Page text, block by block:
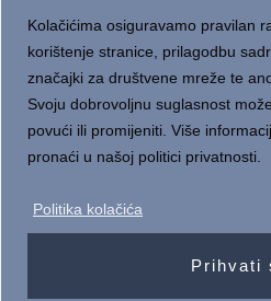
Kolačićima osiguravamo pravilan
korištenje stranice, prilagodbu
značajki za društvene mreže te
Svoju dobrovoljnu suglasnost
povući ili promijeniti. Više
pronaći u našoj politici privatnosti.
Politika kolačića
Prihvati
Dostava i